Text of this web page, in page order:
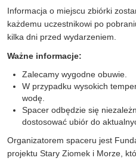
Informacja o miejscu zbiórki
każdemu uczestnikowi po
kilka dni przed wydarzeniem.
Ważne informacje:
Zalecamy wygodne obuwie.
W przypadku wysokich
wodę.
Spacer odbędzie się
dostosować ubiór do
Organizatorem spaceru jest
projektu Stary Ziomek i Morze,